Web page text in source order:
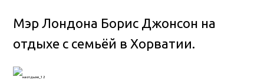
Мэр Лондона Борис Джонсон на
отдыхе с семьёй в Хорватии.